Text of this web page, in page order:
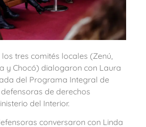
tres comités locales (Zenú,
y Chocó) dialogaron con Laura
del Programa Integral de
de derechos
del Interior.
conversaron con Linda